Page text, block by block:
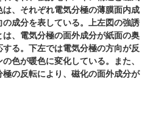
は、それぞれ電気分極の薄膜面内成
成分を表している。上左図の強誘
、電気分極の面外成分が紙面の奥
る。下左では電気分極の方向が反
色が暖色に変化している。また、
の反転により、磁化の面外成分が